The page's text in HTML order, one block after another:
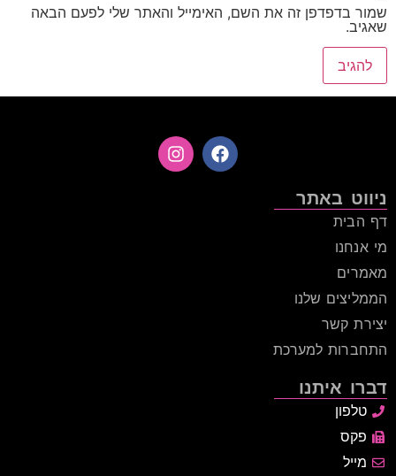
שמור בדפדפן זה את השם, האימייל והאתר שלי לפעם הבאה
שאגיב.
ניווט באתר
דף הבית
מי אנחנו
מאמרים
הממליצים שלנו
יצירת קשר
התחברות למערכת
דברו איתנו
טלפון
פקס
מייל